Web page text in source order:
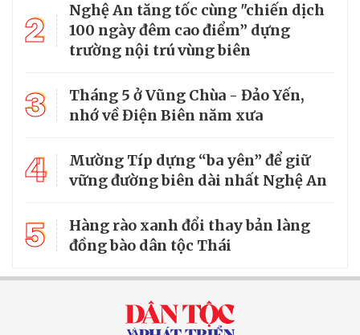
2
Nghệ An tăng tốc cùng "chiến dịch
100 ngày đêm cao điểm” dựng
trường nội trú vùng biên
3
Tháng 5 ở Vũng Chùa - Đảo Yến,
nhớ về Điện Biên năm xưa
4
Mường Típ dựng “ba yên” để giữ
vững đường biên dài nhất Nghệ An
5
Hàng rào xanh đổi thay bản làng
đồng bào dân tộc Thái